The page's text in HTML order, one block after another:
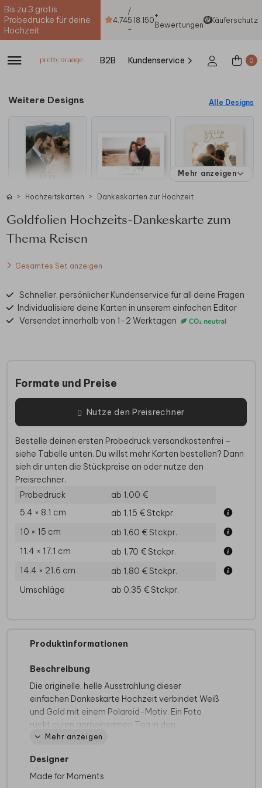
Bis zu 3 gratis
Probedrucke für deine
Hochzeit
4.74
/
5
-
18.150+
Bewertungen
Käuferschutz
B2B Kundenservice 0
Weitere Designs Alle Designs
Mehr anzeigen
Hochzeitskarten Dankeskarten zur Hochzeit
Goldfolien Hochzeits-Dankeskarte zum
Thema Reisen
Gesamtes Set anzeigen
Schneller, persönlicher Kundenservice für all deine Fragen
Individualisiere deine Karten in unserem einfachen Editor
Versendet innerhalb von 1-2 Werktagen
Formate und Preise
Nutze den Preisrechner
Bestelle deinen ersten Probedruck versandkostenfrei –
siehe Tabelle unten. Du willst mehr Karten bestellen? Dann
sieh dir unten die Stückpreise an oder nutze den
Preisrechner.
Probedruck
ab 1,00 €
5.4 × 8.1 cm
ab 1,15 €Stckpr.
10 × 15 cm
ab 1,60 €Stckpr.
11.4 × 17.1 cm
ab 1,70 €Stckpr.
14.4 × 21.6 cm
ab 1,80 €Stckpr.
Umschläge
ab 0,35 €Stckpr.
Produktinformationen
Beschreibung
Die originelle, helle Ausstrahlung dieser
einfachen Dankeskarte Hochzeit verbindet Weiß
und Gold mit einem Polaroid-Motiv. Ein Foto
rückt euren gemeinsamen Tag in den
Mittelpunkt, während Goldfolie feine Akzente
Sagt euren Liebsten auf persönliche Weise
Mehr anzeigen
Designer
Made for Moments